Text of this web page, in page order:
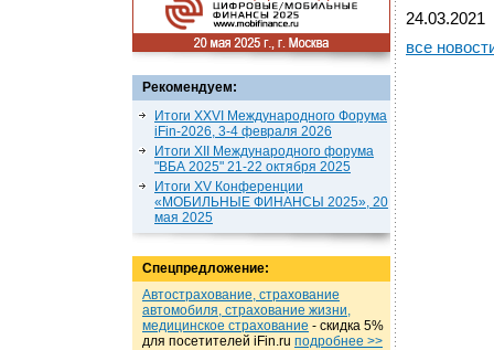
Рекомендуем:
Итоги XXVI Международного Форума
iFin-2026, 3-4 февраля 2026
Итоги XII Международного форума
"ВБА 2025" 21-22 октября 2025
Итоги XV Конференции
«МОБИЛЬНЫЕ ФИНАНСЫ 2025», 20
мая 2025
Спецпредложение:
Автострахование, страхование
автомобиля, страхование жизни,
медицинское страхование - cкидка 5%
для посетителей iFin.ru подробнеe >>
24.03.2021
все